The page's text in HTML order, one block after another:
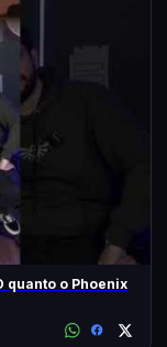
quanto o Phoenix